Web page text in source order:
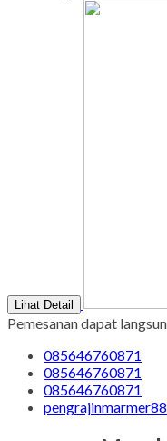
Lihat Detail
Pemesanan dapat
085646760871
085646760871
085646760871